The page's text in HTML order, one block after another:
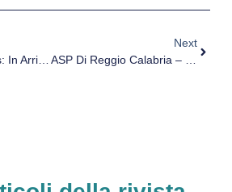
Catania, Codacons: In Arrivo Le Mancate Retribuzioni Anche Per I Medici Più Anziani
Next
ASP Di Reggio Calabria – Concorso (Scadenza 12 Febbraio 2018)